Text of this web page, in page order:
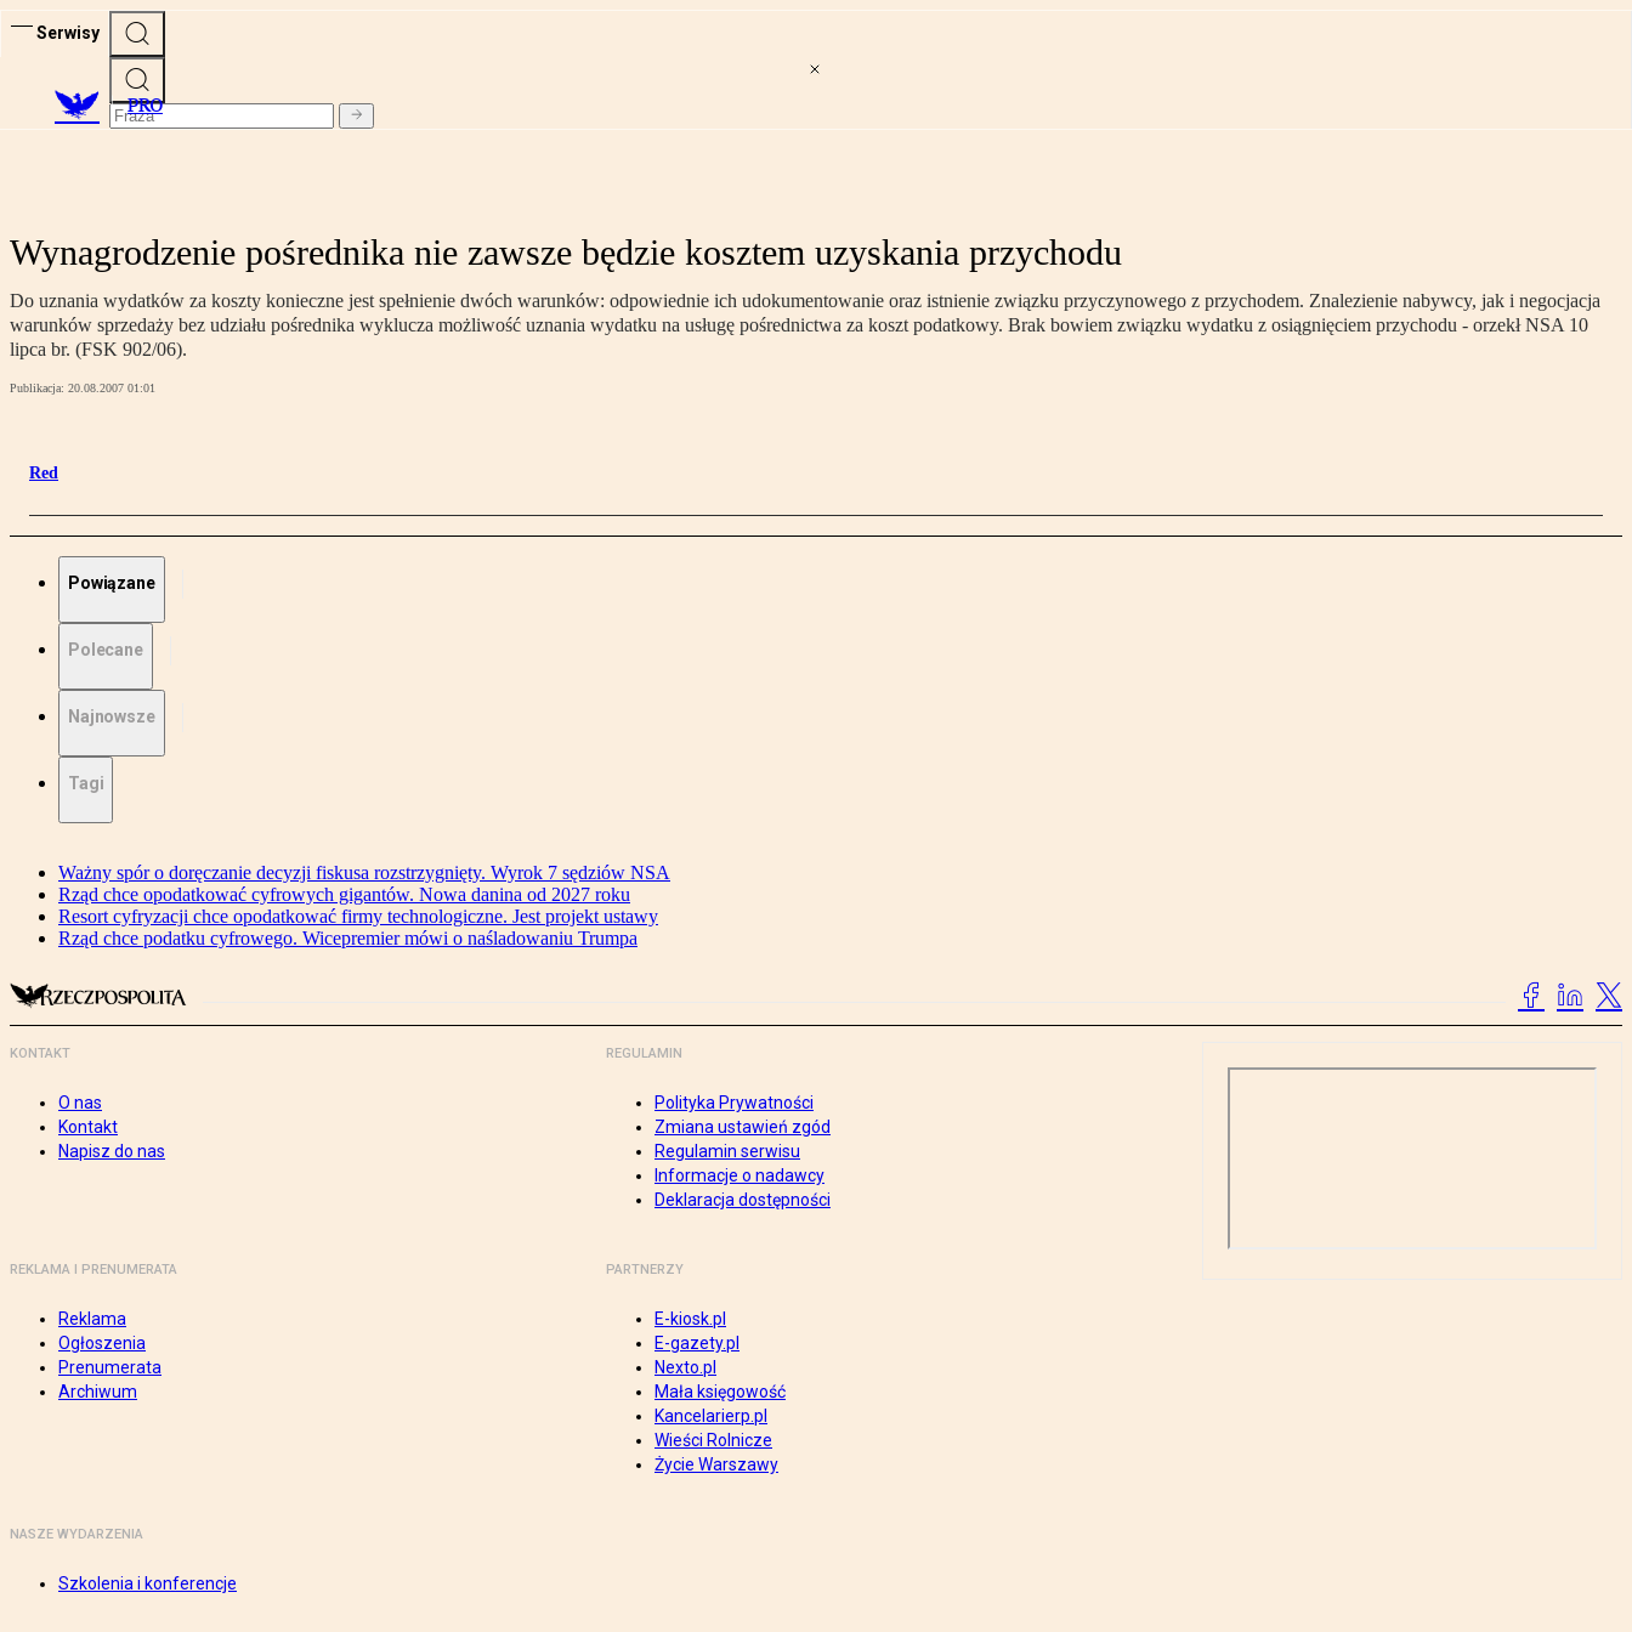
Serwisy
PRO
Wynagrodzenie pośrednika nie zawsze będzie kosztem uzyskania przychodu
Do uznania wydatków za koszty konieczne jest spełnienie dwóch warunków: odpowiednie ich udokumentowanie oraz istnienie związku przyczynowego z przychodem. Znalezienie nabywcy, jak i negocjacja
warunków sprzedaży bez udziału pośrednika wyklucza możliwość uznania wydatku na usługę pośrednictwa za koszt podatkowy. Brak bowiem związku wydatku z osiągnięciem przychodu - orzekł NSA 10
lipca br. (FSK 902/06).
Publikacja: 20.08.2007 01:01
Red
Powiązane
Polecane
Najnowsze
Tagi
Ważny spór o doręczanie decyzji fiskusa rozstrzygnięty. Wyrok 7 sędziów NSA
Rząd chce opodatkować cyfrowych gigantów. Nowa danina od 2027 roku
Resort cyfryzacji chce opodatkować firmy technologiczne. Jest projekt ustawy
Rząd chce podatku cyfrowego. Wicepremier mówi o naśladowaniu Trumpa
KONTAKT
O nas
Kontakt
Napisz do nas
REGULAMIN
Polityka Prywatności
Zmiana ustawień zgód
Regulamin serwisu
Informacje o nadawcy
Deklaracja dostępności
REKLAMA I PRENUMERATA
Reklama
Ogłoszenia
Prenumerata
Archiwum
PARTNERZY
E-kiosk.pl
E-gazety.pl
Nexto.pl
Mała księgowość
Kancelarierp.pl
Wieści Rolnicze
Życie Warszawy
NASZE WYDARZENIA
Szkolenia i konferencje